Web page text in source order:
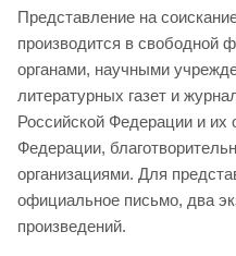
Представление на
производится в свободной
органами, научными
литературных газет и
Российской Федерации и их
Федерации,
организациями. Для
официальное письмо, два
произведений.